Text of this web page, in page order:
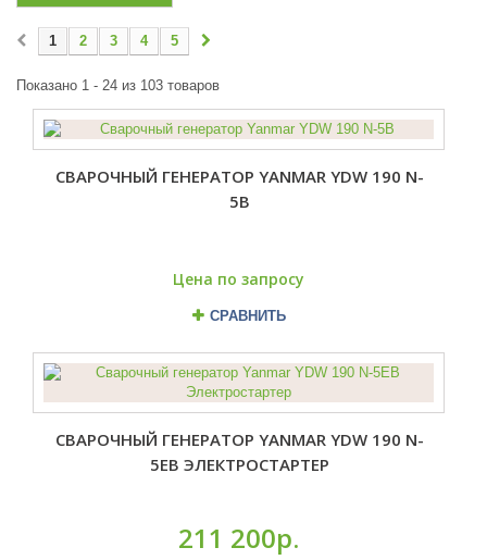
1 2 3 4 5
Показано 1 - 24 из 103 товаров
СВАРОЧНЫЙ ГЕНЕРАТОР YANMAR YDW 190 N-
5B
Цена по запросу
СРАВНИТЬ
СВАРОЧНЫЙ ГЕНЕРАТОР YANMAR YDW 190 N-
5EB ЭЛЕКТРОСТАРТЕР
211 200р.